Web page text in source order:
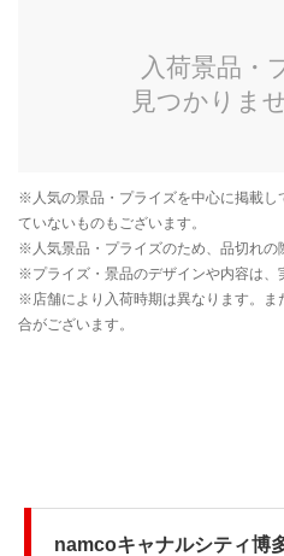
namcoキャナルシティ博